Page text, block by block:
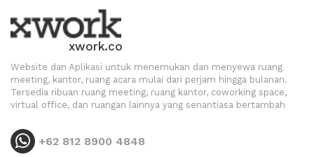
xwork.co
Website dan Aplikasi untuk menemukan dan menyewa ruang
meeting, kantor, ruang acara mulai dari perjam hingga bulanan.
Tersedia ribuan ruang meeting, ruang kantor, coworking space,
virtual office, dan ruangan lainnya yang senantiasa bertambah
+62 812 8900 4848